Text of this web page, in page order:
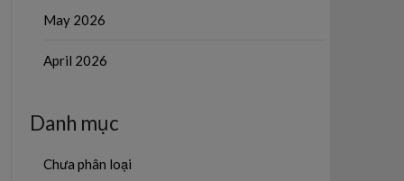
May 2026
April 2026
Danh mục
Chưa phân loại